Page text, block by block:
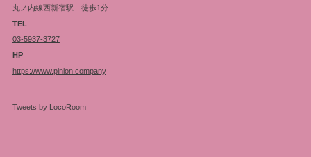
丸ノ内線西新宿駅 徒歩1分
TEL
03-5937-3727
HP
https://www.pinion.company
Tweets by LocoRoom